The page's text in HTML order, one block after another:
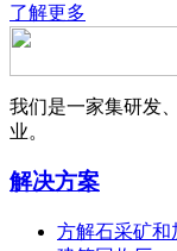
了解更多
我们是一家集研发
业。
解决方案
方解石采矿和